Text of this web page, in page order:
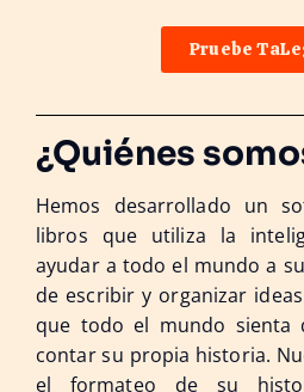
Pruebe
¿Quiénes
Hemos desarrollado un
libros que utiliza la
ayudar a todo el mundo a
de escribir y organizar
que todo el mundo sienta
contar su propia historia.
el formateo de su